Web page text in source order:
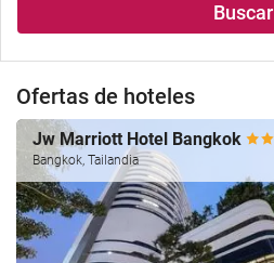
Buscar
Ofertas de hoteles
Jw Marriott Hotel Bangkok
Bangkok, Tailandia